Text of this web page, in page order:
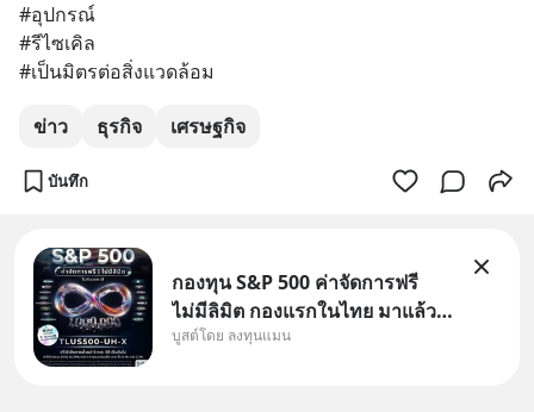
#อุปกรณ์
#รีไซเคิล
#เป็นมิตรต่อสิ่งแวดล้อม
ข่าว ธุรกิจ เศรษฐกิจ
บันทึก
กองทุน S&P 500 ค่าจัดการฟรี
ไม่มีลิมิต กองแรกในไทย มาแล้ว..
กองทุนที่ออกแบบมาเพื่อแก้ Pain
บูสต์โดย ลงทุนแมน